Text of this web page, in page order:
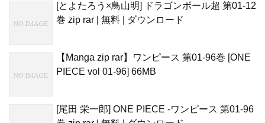
[とよたろう×鳥山明] ドラゴンボール超 第01-12
巻 zip rar | 無料 | ダウンロード
【Manga zip rar】ワンピース 第01-96巻 [ONE
PIECE vol 01-96] 66MB
[尾田 栄一郎] ONE PIECE -ワンピース 第01-96